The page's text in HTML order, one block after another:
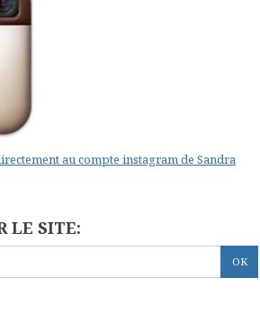
au compte instagram de Sandra
LE SITE: